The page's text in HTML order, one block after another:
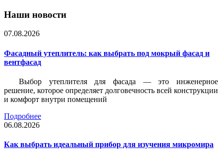
Наши новости
07.08.2026
Фасадный утеплитель: как выбрать под мокрый фасад и
вентфасад
Выбор утеплителя для фасада — это инженерное
решение, которое определяет долговечность всей конструкции
и комфорт внутри помещений
Подробнее
06.08.2026
Как выбрать идеальный прибор для изучения микромира